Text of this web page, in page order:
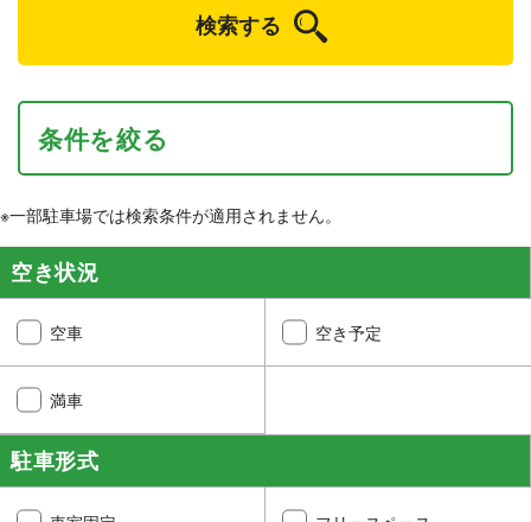
検索する
条件を絞る
※一部駐車場では検索条件が適用されません。
空き状況
空車 空き予定
満車
駐車形式